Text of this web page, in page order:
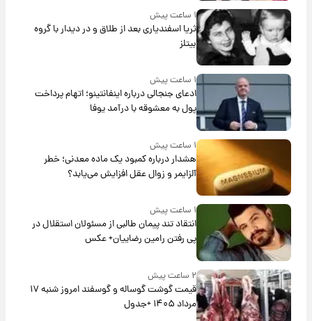
۱ ساعت پیش
ثریا اسفندیاری بعد از طلاق و در دیدار با گروه
بیتلز
۱ ساعت پیش
ادعای جنجالی درباره اینفانتینو؛ اتهام پرداخت
پول به معشوقه با درآمد یوفا
۱ ساعت پیش
هشدار درباره کمبود یک ماده معدنی؛ خطر
آلزایمر و زوال عقل افزایش می‌یابد؟
۱ ساعت پیش
انتقاد تند پیمان طالبی از مسئولان استقلال در
پی رفتن رامین رضاییان+ عکس
۲ ساعت پیش
قیمت گوشت گوساله و گوسفند امروز شنبه ۱۷
مرداد ۱۴۰۵ +جدول